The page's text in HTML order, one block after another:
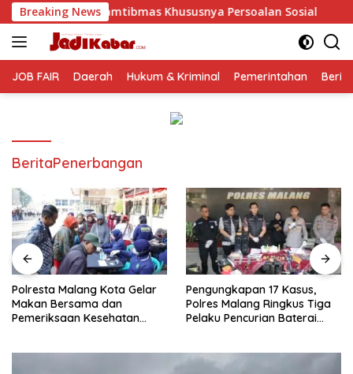
Langsung
ke
konten
Breaking News
Khususnya Persoalan Sosial Polresta Malang
JOB FAIR Daerah Hukum & Kriminal Pemerintahan
BeritaPenerbangan
Polresta Malang Kota Gelar
Makan Bersama dan
Pemeriksaan Kesehatan
Pengungkapan 17 Kasus,
Polres Malang Ringkus Tiga
Pelaku Pencurian Baterai